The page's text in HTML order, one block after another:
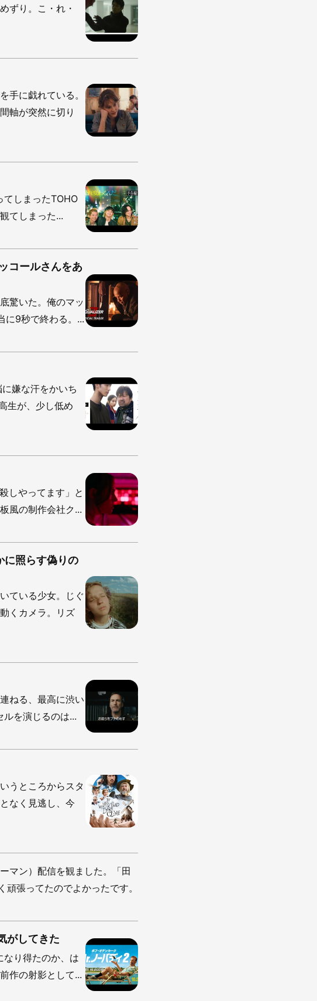
ずり。こ・れ・
手に戯れている。
軸が突然に切り
てしまったTOHO
てしまった...
コールさんをあ
驚いた。俺のマッ
に9秒で終わる。...
嫌な汗をかいち
生が、少し低め
しやってます」と
風の制作会社ク...
に照らす偽りの
ている少女。じぐ
くカメラ。リズ
ねる、最高に渋い
を演じるのは...
うところからスタ
なく見逃し、今
マン）配信を観ました。「田
張ってたのでよかったです。
がしてきた
なり得たのか、は
作の射影として...